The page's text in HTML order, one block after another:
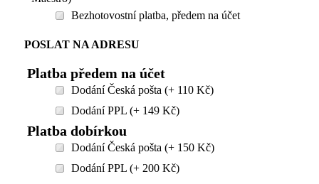
Bezhotovostní platba, předem na účet
POSLAT NA ADRESU
Platba předem na účet
Dodání Česká pošta (+ 110 Kč)
Dodání PPL (+ 149 Kč)
Platba dobírkou
Dodání Česká pošta (+ 150 Kč)
Dodání PPL (+ 200 Kč)